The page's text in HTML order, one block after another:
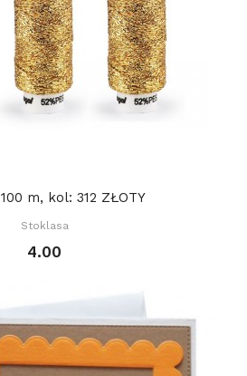
m, kol: 312 ZŁOTY
Stoklasa
4.00